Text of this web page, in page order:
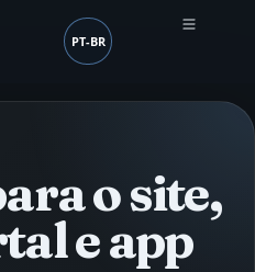
Idioma (mobile
PT-BR
o site,
e app